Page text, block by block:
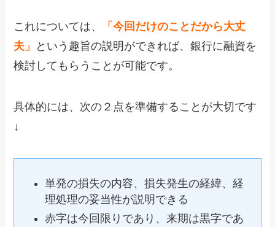
これについては、
「今回だけのことだから大丈
夫」
という趣旨の説明ができれば、銀行に融資を
検討してもらうことが可能です。
具体的には、次の２点を準備することが大切です
↓
単発の損失の内容、損失発生の経緯、経
理処理の妥当性が説明できる
赤字は今回限りであり、来期は黒字であ